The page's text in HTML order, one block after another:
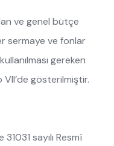
ve genel bütçe
sermaye ve fonlar
gereken
VII’de gösterilmiştir.
sayılı Resmî